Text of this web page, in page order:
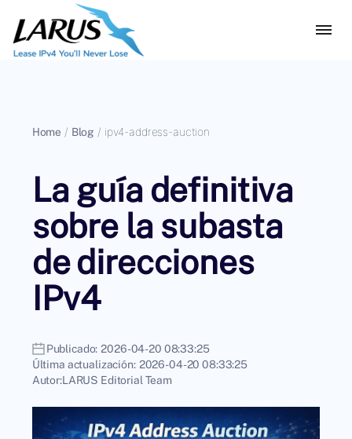
Home / Blog / ipv4-address-auction
La guía definitiva
sobre la subasta
de direcciones
IPv4
Publicado: 2026-04-20 08:33:25
Última actualización: 2026-04-20 08:33:25
Autor:LARUS Editorial Team